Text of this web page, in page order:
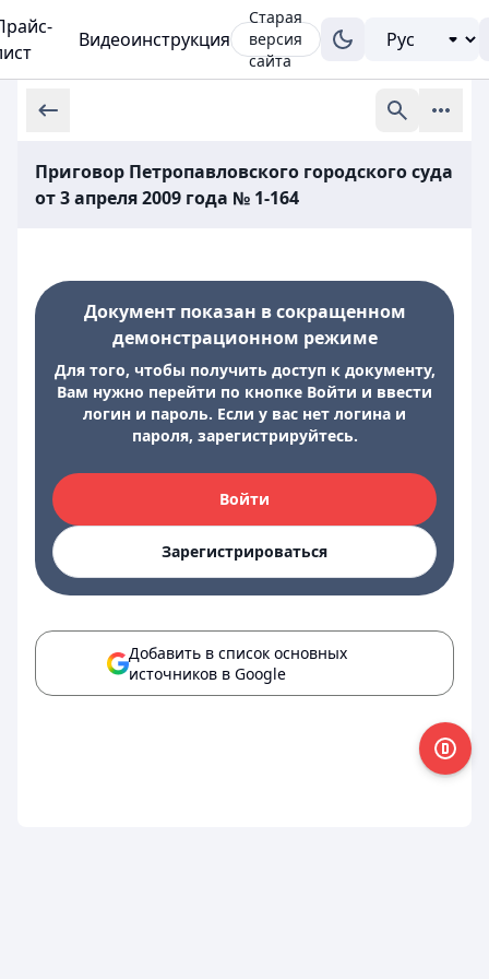
Видеоинструкция
Старая
версия
сайта
Приговор Петропавловского городского суда
от 3 апреля 2009 года № 1-164
Документ показан в сокращенном
демонстрационном режиме
Для того, чтобы получить доступ к документу,
Вам нужно перейти по кнопке Войти и ввести
логин и пароль. Если у вас нет логина и
пароля, зарегистрируйтесь.
Войти
Зарегистрироваться
Добавить в список основных
источников в Google